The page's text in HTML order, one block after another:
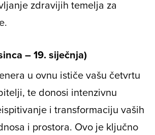
zdravijih temelja za
– 19. siječnja)
u ovnu ističe vašu četvrtu
te donosi intenzivnu
i transformaciju vaših
i prostora. Ovo je ključno